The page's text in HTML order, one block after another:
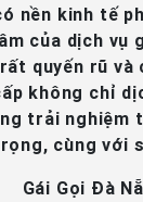
nền kinh tế
của dịch vụ
quyến rũ và
không chỉ
trải nghiệm
cùng với
Gái Gọi Đà